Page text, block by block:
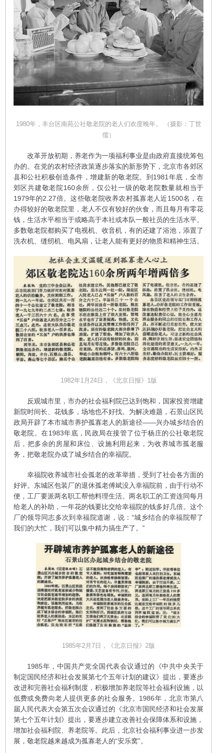
1980年，丰台区南苑公社敬老院的老人们欢度晚年。 （摄影：丁世
儒）
改革开放初期，养老作为一项福利事业是由政府直接统筹包
办的。在党的农村经济政策逐步落实的新形势下，北京市各郊区
县和公社积极创造条件，增建新的敬老院。到1981年底，全市
郊区共建敬老院160余所，仅公社一级的敬老院数量就相当于
1979年的2.27倍。这些敬老院收养农村孤寡老人近1500名，在
办得较好的敬老院里，老人不仅有较好的伙食，而且每月有零花
钱，生活水平相当于或略高于本社或本队一般社员的生活水平。
多数敬老院都购买了电视机、收音机，有的还建了浴池，添置了
洗衣机、缝纫机、电风扇，让老人能有更好的物质和精神生活。
1982年1月24日，《北京日报》1版
反观城市里，市办的社会福利院已达到饱和，国家投资增建
新院时间长、花钱多，场地也不好找。为解决难题，石景山区民
政局开辟了本市城市养护孤寡老人的新途径——兴办城乡结合的
敬老院。在1983年底，民政局在接管了位于杨庄的公社敬老院
后，把多余的房屋和床位、设施利用起来，为收养城市孤老服
务，把敬老院办成了城乡结合的幸福院。
幸福院收养城市社会孤老的改革举措，受到了社会各方面的
好评。东城区包装厂的退休孤老傅斌没入幸福院前，由于行动不
便，工厂要派两名职工帮他料理生活。两名职工的工资连同每月
给老人的补助，一年花的钱要比交给幸福院的钱多好几倍。这个
厂的领导同志多次到幸福院道谢，说：“城乡结合的幸福院帮了
我们的大忙，我们可以集中精力搞生产了。”
1985年2月7日，《北京日报》2版
1985年，中国共产党全国代表会议通过的《中共中央关于
制定国民经济和社会发展第七个五年计划的建议》提出，要逐步
改进和完善社会福利制度，积极增加养老院等社会福利设施，以
低费或免费向老人提供更多的社会服务。1986年，北京市第八
届人民代表大会第五次会议通过的《北京市国民经济和社会发展
第七个五年计划》提出，要逐步建立改善社会保障体系和设施，
增加社会福利院、养老院等。此后，北京社会福利事业进一步发
展，敬老院越来越成为孤寡老人的“安乐窝”。